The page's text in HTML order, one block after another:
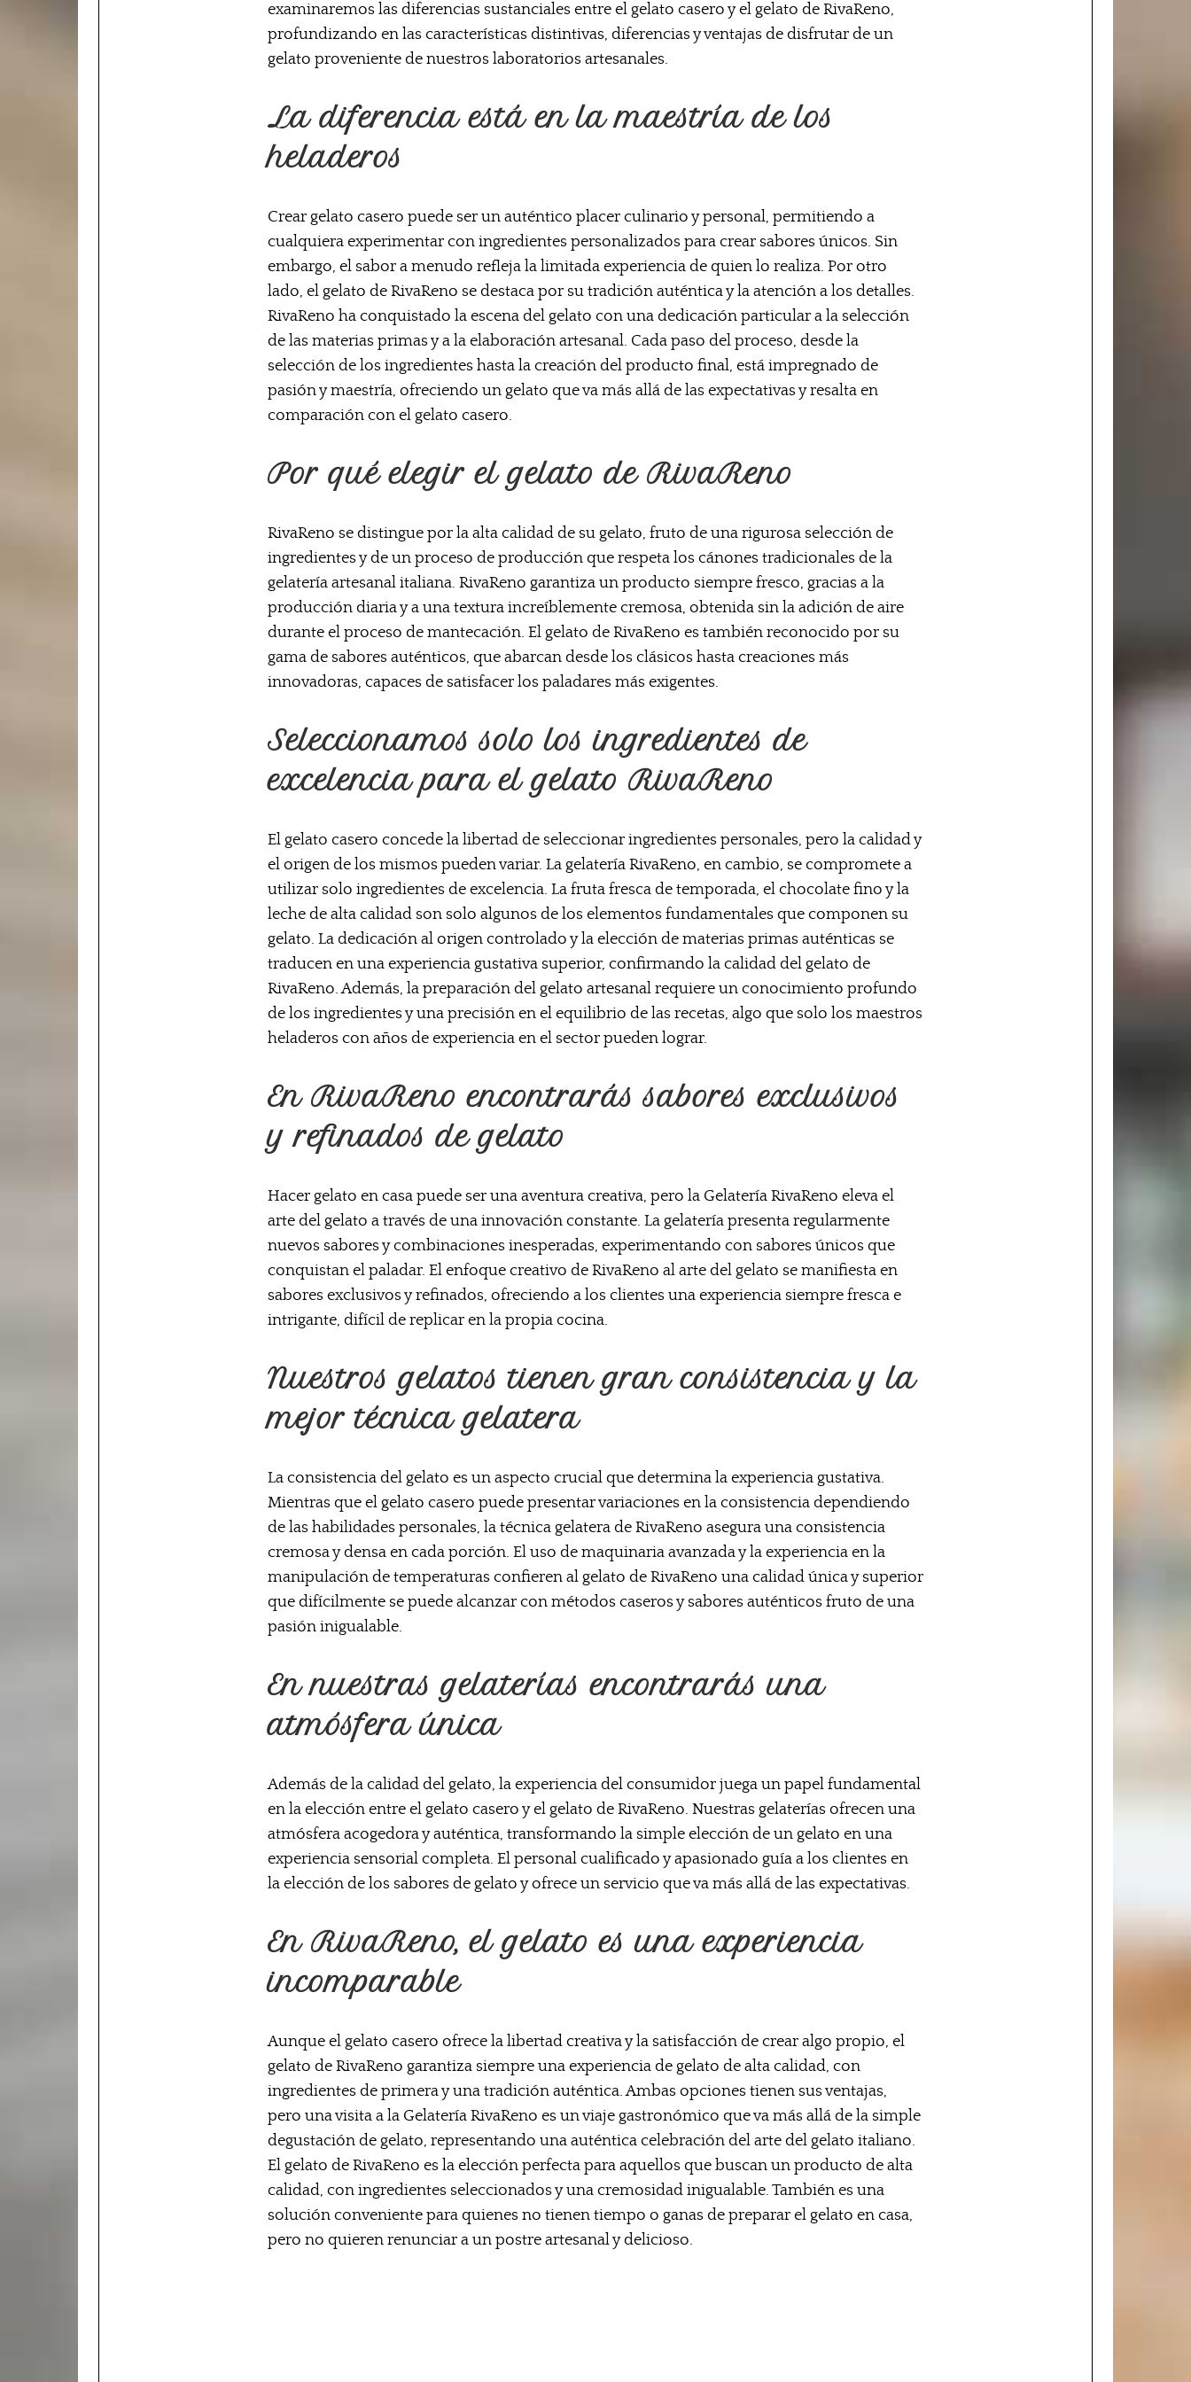
examinaremos las diferencias sustanciales entre el gelato casero y el gelato de RivaReno,
profundizando en las características distintivas, diferencias y ventajas de disfrutar de un
gelato proveniente de nuestros laboratorios artesanales.
La diferencia está en la maestría de los
heladeros
Crear gelato casero puede ser un auténtico placer culinario y personal, permitiendo a
cualquiera experimentar con ingredientes personalizados para crear sabores únicos. Sin
embargo, el sabor a menudo refleja la limitada experiencia de quien lo realiza. Por otro
lado, el gelato de RivaReno se destaca por su tradición auténtica y la atención a los detalles.
RivaReno ha conquistado la escena del gelato con una dedicación particular a la selección
de las materias primas y a la elaboración artesanal. Cada paso del proceso, desde la
selección de los ingredientes hasta la creación del producto final, está impregnado de
pasión y maestría, ofreciendo un gelato que va más allá de las expectativas y resalta en
comparación con el gelato casero.
Por qué elegir el gelato de RivaReno
RivaReno se distingue por la alta calidad de su gelato, fruto de una rigurosa selección de
ingredientes y de un proceso de producción que respeta los cánones tradicionales de la
gelatería artesanal italiana. RivaReno garantiza un producto siempre fresco, gracias a la
producción diaria y a una textura increíblemente cremosa, obtenida sin la adición de aire
durante el proceso de mantecación. El gelato de RivaReno es también reconocido por su
gama de sabores auténticos, que abarcan desde los clásicos hasta creaciones más
innovadoras, capaces de satisfacer los paladares más exigentes.
Seleccionamos solo los ingredientes de
excelencia para el gelato RivaReno
El gelato casero concede la libertad de seleccionar ingredientes personales, pero la calidad y
el origen de los mismos pueden variar. La gelatería RivaReno, en cambio, se compromete a
utilizar solo ingredientes de excelencia. La fruta fresca de temporada, el chocolate fino y la
leche de alta calidad son solo algunos de los elementos fundamentales que componen su
gelato. La dedicación al origen controlado y la elección de materias primas auténticas se
traducen en una experiencia gustativa superior, confirmando la calidad del gelato de
RivaReno. Además, la preparación del gelato artesanal requiere un conocimiento profundo
de los ingredientes y una precisión en el equilibrio de las recetas, algo que solo los maestros
heladeros con años de experiencia en el sector pueden lograr.
En RivaReno encontrarás sabores exclusivos
y refinados de gelato
Hacer gelato en casa puede ser una aventura creativa, pero la Gelatería RivaReno eleva el
arte del gelato a través de una innovación constante. La gelatería presenta regularmente
nuevos sabores y combinaciones inesperadas, experimentando con sabores únicos que
conquistan el paladar. El enfoque creativo de RivaReno al arte del gelato se manifiesta en
sabores exclusivos y refinados, ofreciendo a los clientes una experiencia siempre fresca e
intrigante, difícil de replicar en la propia cocina.
Nuestros gelatos tienen gran consistencia y la
mejor técnica gelatera
La consistencia del gelato es un aspecto crucial que determina la experiencia gustativa.
Mientras que el gelato casero puede presentar variaciones en la consistencia dependiendo
de las habilidades personales, la técnica gelatera de RivaReno asegura una consistencia
cremosa y densa en cada porción. El uso de maquinaria avanzada y la experiencia en la
manipulación de temperaturas confieren al gelato de RivaReno una calidad única y superior
que difícilmente se puede alcanzar con métodos caseros y sabores auténticos fruto de una
pasión inigualable.
En nuestras gelaterías encontrarás una
atmósfera única
Además de la calidad del gelato, la experiencia del consumidor juega un papel fundamental
en la elección entre el gelato casero y el gelato de RivaReno. Nuestras gelaterías ofrecen una
atmósfera acogedora y auténtica, transformando la simple elección de un gelato en una
experiencia sensorial completa. El personal cualificado y apasionado guía a los clientes en
la elección de los sabores de gelato y ofrece un servicio que va más allá de las expectativas.
En RivaReno, el gelato es una experiencia
incomparable
Aunque el gelato casero ofrece la libertad creativa y la satisfacción de crear algo propio, el
gelato de RivaReno garantiza siempre una experiencia de gelato de alta calidad, con
ingredientes de primera y una tradición auténtica. Ambas opciones tienen sus ventajas,
pero una visita a la Gelatería RivaReno es un viaje gastronómico que va más allá de la simple
degustación de gelato, representando una auténtica celebración del arte del gelato italiano.
El gelato de RivaReno es la elección perfecta para aquellos que buscan un producto de alta
calidad, con ingredientes seleccionados y una cremosidad inigualable. También es una
solución conveniente para quienes no tienen tiempo o ganas de preparar el gelato en casa,
pero no quieren renunciar a un postre artesanal y delicioso.